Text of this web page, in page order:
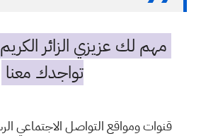
مهم لك عزيزي الزائر
تواجدك معنا
قنوات ومواقع التواصل الاجتماعي